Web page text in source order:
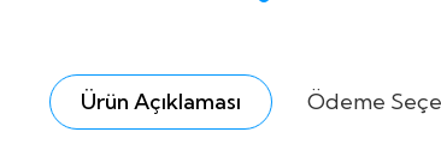
Ürün Açıklaması Ödeme